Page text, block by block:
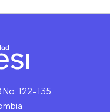
No. 122-135